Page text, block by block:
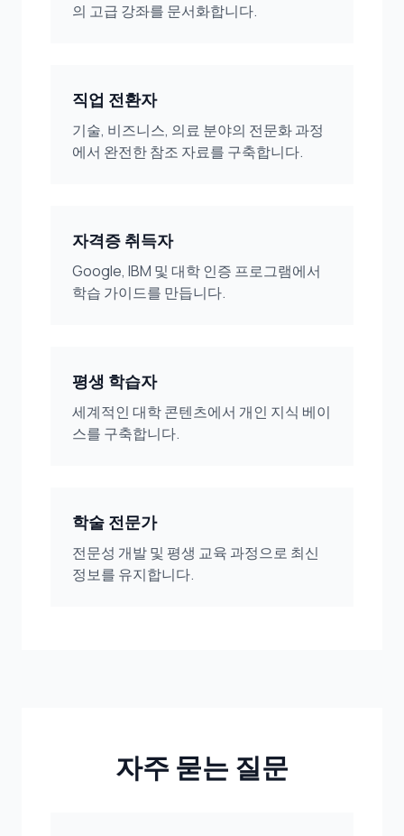
의 고급 강좌를 문서화합니다.
직업 전환자
기술, 비즈니스, 의료 분야의 전문화 과정
에서 완전한 참조 자료를 구축합니다.
자격증 취득자
Google, IBM 및 대학 인증 프로그램에서
학습 가이드를 만듭니다.
평생 학습자
세계적인 대학 콘텐츠에서 개인 지식 베이
스를 구축합니다.
학술 전문가
전문성 개발 및 평생 교육 과정으로 최신
정보를 유지합니다.
자주 묻는 질문